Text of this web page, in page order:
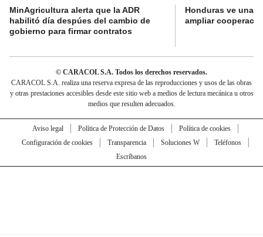
MinAgricultura alerta que la ADR
habilitó día despúes del cambio de
gobierno para firmar contratos
Honduras ve una
ampliar
© CARACOL S.A. Todos los derechos reservados.
CARACOL S.A. realiza una reserva expresa de las reproducciones y usos de las obras
y otras prestaciones accesibles desde este sitio web a medios de lectura mecánica u otros
medios que resulten adecuados.
Aviso legal Política de Protección de Datos
Política de cookies
Configuración de cookies
Transparencia Soluciones W
Teléfonos
Escríbanos